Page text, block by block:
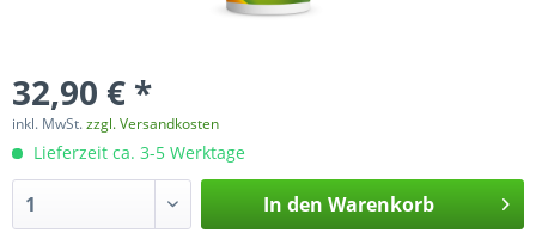
32,90 € *
inkl. MwSt.zzgl. Versandkosten
Lieferzeit ca. 3-5 Werktage
In den Warenkorb